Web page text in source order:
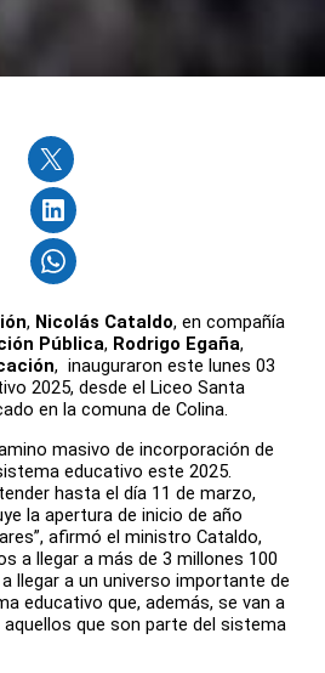
, Nicolás Cataldo, en compañía
Pública, Rodrigo Egaña,
, inauguraron este lunes 03
2025, desde el Liceo Santa
en la comuna de Colina.
masivo de incorporación de
educativo este 2025.
hasta el día 11 de marzo,
la apertura de inicio de año
afirmó el ministro Cataldo,
a llegar a más de 3 millones 100
llegar a un universo importante de
educativo que, además, se van a
que son parte del sistema